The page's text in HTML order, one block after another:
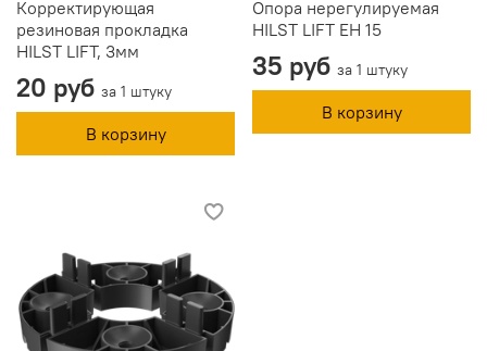
Корректирующая
резиновая прокладка
HILST LIFT, 3мм
20 руб за 1 штуку
В корзину
Опора нерегулируемая
HILST LIFT ЕН 15
35 руб за 1 штуку
В корзину